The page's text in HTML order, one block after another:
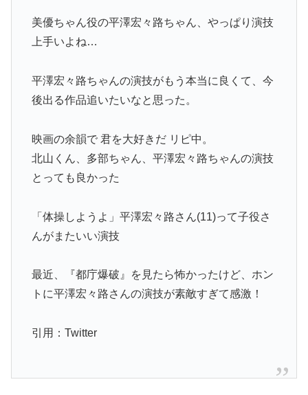
美優ちゃん役の平澤宏々路ちゃん、やっぱり演技
上手いよね…
平澤宏々路ちゃんの演技がもう本当に良くて、今
後出る作品追いたいなと思った。
映画の余韻で 君を大好きだ リピ中。
北山くん、多部ちゃん、平澤宏々路ちゃんの演技
とっても良かった
「体操しようよ」平澤宏々路さん(11)って子役さ
んがまたいい演技
最近、『都庁爆破』を見たら怖かったけど、ホン
トに平澤宏々路さんの演技が素敵すぎて感激！
引用：Twitter